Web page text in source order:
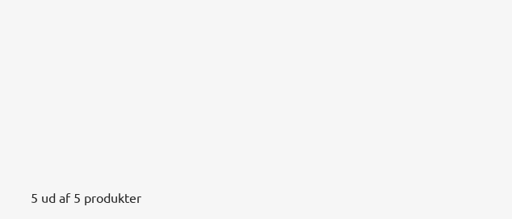
5 ud af 5 produkter